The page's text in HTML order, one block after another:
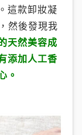
這款卸妝凝
然後發現我
天然美容成
添加人工香
。